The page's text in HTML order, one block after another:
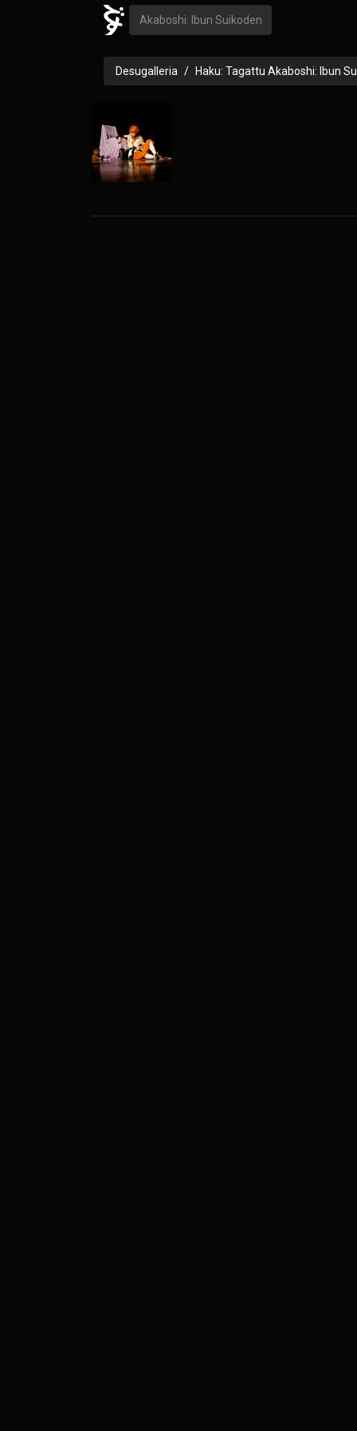
Desugalleria Haku: Tagattu Akaboshi: Ibun